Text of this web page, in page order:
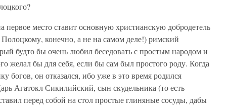
первое место ставит основную христианскую добродетель
конечно, а не на самом деле!) римский
будто бы очень любил беседовать с простым народом и
желал бы для себя, если бы сам был простого роду. Когда
богов, он отказался, ибо уже в это время родился
Агатокл Сикилийский, сын скудельника (то есть
перед собой на стол простые глиняные сосуды, дабы